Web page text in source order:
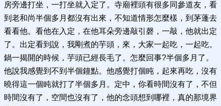
房旁邊打坐，一打坐就入定了。寺廟裡頭有很多同參道友，看
到老和尚半個多月都沒有出來，不知道情形怎麼樣，到茅蓬去
看看他。看他在入定，在他耳朵旁邊敲引磬，一敲，他就出定
了。出定看到說，我剛煮的芋頭，來，大家一起吃，一起吃。
鍋一揭開的時候，芋頭已經長毛了。怎麼回事?半個多月了。
他說我感覺到不到半個鐘點。他感覺打個盹，起來再吃，沒有
曉得這一個盹就打了半個多月。定中，你看時間沒有了，不但
時間沒有了，空間也沒有了，他的念頭想到哪裡，真的那境界